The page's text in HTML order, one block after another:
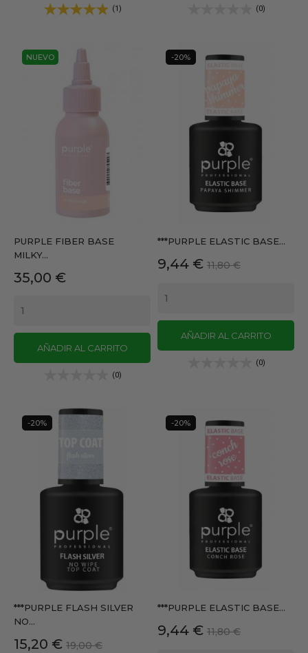
(1) (0)
PURPLE FIBER BASE
MILKY...
Precio
35,00 €
AÑADIR AL CARRITO
(0)
NUEVO
***PURPLE ELASTIC BASE...
Precio
9,44 € Precio
11,80 €
AÑADIR AL CARRITO
(0)
-20%
***PURPLE FLASH SILVER
NO...
Precio
15,20 € Precio
19,00 €
-20%
***PURPLE ELASTIC BASE...
Precio
9,44 € Precio
11,80 €
-20%